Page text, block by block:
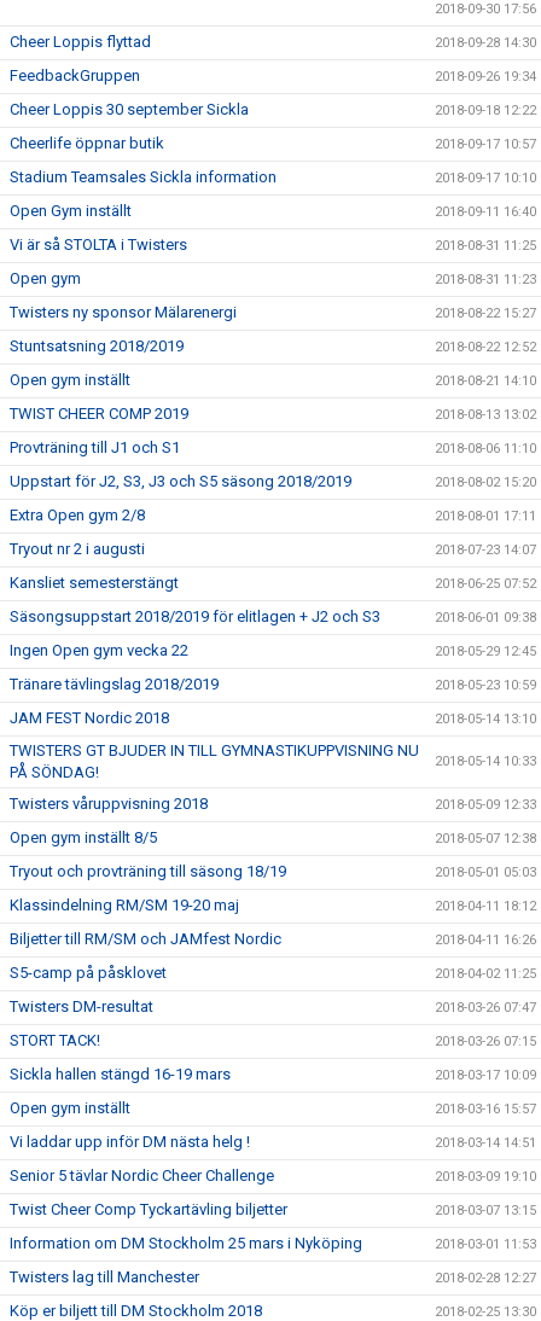
2018-09-30 17:56
Cheer Loppis flyttad 2018-09-28 14:30
FeedbackGruppen 2018-09-26 19:34
Cheer Loppis 30 september Sickla 2018-09-18 12:22
Cheerlife öppnar butik 2018-09-17 10:57
Stadium Teamsales Sickla information 2018-09-17 10:10
Open Gym inställt 2018-09-11 16:40
Vi är så STOLTA i Twisters 2018-08-31 11:25
Open gym 2018-08-31 11:23
Twisters ny sponsor Mälarenergi 2018-08-22 15:27
Stuntsatsning 2018/2019 2018-08-22 12:52
Open gym inställt 2018-08-21 14:10
TWIST CHEER COMP 2019 2018-08-13 13:02
Provträning till J1 och S1 2018-08-06 11:10
Uppstart för J2, S3, J3 och S5 säsong 2018/2019 2018-08-02 15:20
Extra Open gym 2/8 2018-08-01 17:11
Tryout nr 2 i augusti 2018-07-23 14:07
Kansliet semesterstängt 2018-06-25 07:52
Säsongsuppstart 2018/2019 för elitlagen + J2 och S3 2018-06-01 09:38
Ingen Open gym vecka 22 2018-05-29 12:45
Tränare tävlingslag 2018/2019 2018-05-23 10:59
JAM FEST Nordic 2018 2018-05-14 13:10
TWISTERS GT BJUDER IN TILL GYMNASTIKUPPVISNING NU
PÅ SÖNDAG!
2018-05-14 10:33
Twisters våruppvisning 2018 2018-05-09 12:33
Open gym inställt 8/5 2018-05-07 12:38
Tryout och provträning till säsong 18/19 2018-05-01 05:03
Klassindelning RM/SM 19-20 maj 2018-04-11 18:12
Biljetter till RM/SM och JAMfest Nordic 2018-04-11 16:26
S5-camp på påsklovet 2018-04-02 11:25
Twisters DM-resultat 2018-03-26 07:47
STORT TACK! 2018-03-26 07:15
Sickla hallen stängd 16-19 mars 2018-03-17 10:09
Open gym inställt 2018-03-16 15:57
Vi laddar upp inför DM nästa helg ! 2018-03-14 14:51
Senior 5 tävlar Nordic Cheer Challenge 2018-03-09 19:10
Twist Cheer Comp Tyckartävling biljetter 2018-03-07 13:15
Information om DM Stockholm 25 mars i Nyköping 2018-03-01 11:53
Twisters lag till Manchester 2018-02-28 12:27
Köp er biljett till DM Stockholm 2018 2018-02-25 13:30